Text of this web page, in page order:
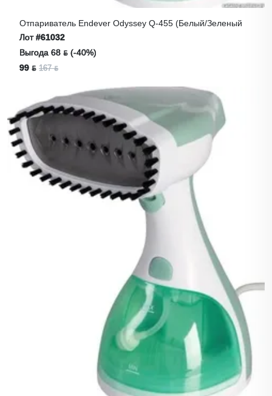
Отпариватель Endever Odyssey Q-455 (белый/зеленый
Лот#61032
Выгода 68 ƃ (-40%)
99 ƃ 167 ƃ